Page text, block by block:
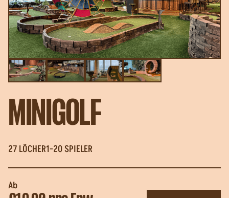
MINIGOLF
27 LÖCHER1-20 SPIELER
Ab